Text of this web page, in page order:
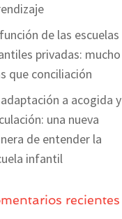
de las escuelas
privadas: mucho
que conciliación
adaptación a acogida y
una nueva
de entender la
infantil
recientes